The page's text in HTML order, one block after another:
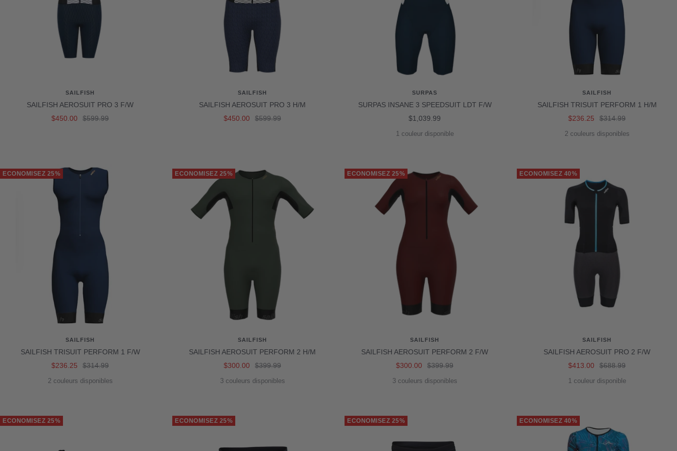
SAILFISH
SAILFISH AEROSUIT PRO 3 F/W
Prix
$450.00
Prix
$599.99
SAILFISH
SAILFISH AEROSUIT PRO 3 H/M
Prix
$450.00
Prix
$599.99
SURPAS
SURPAS INSANE 3 SPEEDSUIT LDT F/W
Prix
de
$1,039.99
1 couleur disponible
SAILFISH
SAILFISH TRISUIT PERFORM 1 H/M
Prix
$236.25
Prix
normal
$314.99
2 couleurs disponibles
ECONOMISEZ 25%
SAILFISH
SAILFISH TRISUIT PERFORM 1 F/W
Prix
$236.25
Prix
normal
$314.99
2 couleurs disponibles
ECONOMISEZ 25%
SAILFISH
SAILFISH AEROSUIT PERFORM 2 H/M
Prix
$300.00
Prix
normal
$399.99
3 couleurs disponibles
ECONOMISEZ 25%
SAILFISH
SAILFISH AEROSUIT PERFORM 2 F/W
Prix
$300.00
Prix
normal
$399.99
3 couleurs disponibles
ECONOMISEZ 40%
SAILFISH
SAILFISH AEROSUIT PRO 2 F/W
Prix
de
$413.00
Prix
normal
$688.99
1 couleur disponible
ECONOMISEZ 25% ECONOMISEZ 25% ECONOMISEZ 25% ECONOMISEZ 40%